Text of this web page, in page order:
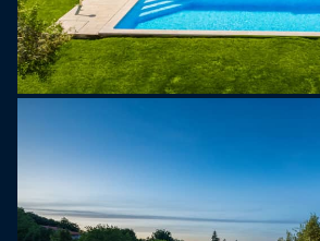
postelí, vlastní koupelna a přístup
přízemí se nachází také
hosty.
V prvním patře se nacházejí dvě
každá s manželskou postelí a
Tyto ložnice sdílejí prostorný
poskytuje příjemné místo k